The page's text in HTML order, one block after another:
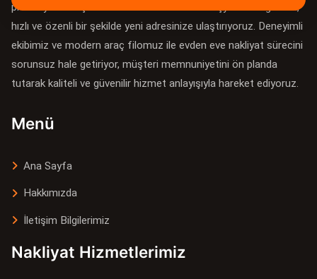
profesyonel taşımacılık hizmetleri sunarak eşyalarınızı güvenli,
hızlı ve özenli bir şekilde yeni adresinize ulaştırıyoruz. Deneyimli
ekibimiz ve modern araç filomuz ile evden eve nakliyat sürecini
sorunsuz hale getiriyor, müşteri memnuniyetini ön planda
tutarak kaliteli ve güvenilir hizmet anlayışıyla hareket ediyoruz.
Menü
Ana Sayfa
Hakkımızda
İletişim Bilgilerimiz
Nakliyat Hizmetlerimiz